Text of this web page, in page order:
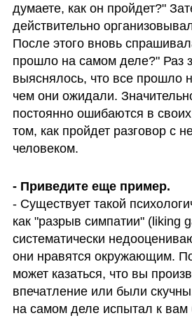
думаете, как он пройдет?"
действительно
После этого вновь
прошло на самом деле?" Раз
выяснялось, что все прошло
чем они ожидали.
постоянно ошибаются в
том, как пройдет разговор с
человеком.
- Существует такой
как "разрыв симпатии" (liking
систематически
они нравятся окружающим.
может казаться, что вы
впечатление или были
на самом деле испытал к